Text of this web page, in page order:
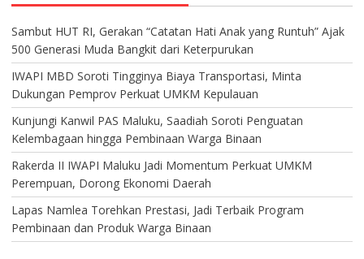
Sambut HUT RI, Gerakan “Catatan Hati Anak yang Runtuh” Ajak
500 Generasi Muda Bangkit dari Keterpurukan
IWAPI MBD Soroti Tingginya Biaya Transportasi, Minta
Dukungan Pemprov Perkuat UMKM Kepulauan
Kunjungi Kanwil PAS Maluku, Saadiah Soroti Penguatan
Kelembagaan hingga Pembinaan Warga Binaan
Rakerda II IWAPI Maluku Jadi Momentum Perkuat UMKM
Perempuan, Dorong Ekonomi Daerah
Lapas Namlea Torehkan Prestasi, Jadi Terbaik Program
Pembinaan dan Produk Warga Binaan